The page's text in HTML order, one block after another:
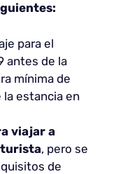
para el
antes de la
mínima de
la estancia en
viajar a
turista, pero se
de